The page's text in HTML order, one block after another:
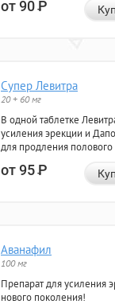
от 90Р
Супер Левитра
20 + 60 мг
В одной таблетке
усиления эрекции и
для продления полового
от 95Р
Аванафил
100 мг
Препарат для усиления
нового поколения!